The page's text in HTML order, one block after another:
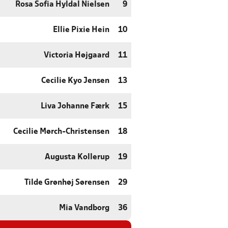
Rosa Sofia Hyldal Nielsen 9
Ellie Pixie Hein 10
Victoria Højgaard 11
Cecilie Kyo Jensen 13
Liva Johanne Færk 15
Cecilie Mørch-Christensen 18
Augusta Kollerup 19
Tilde Grønhøj Sørensen 29
Mia Vandborg 36